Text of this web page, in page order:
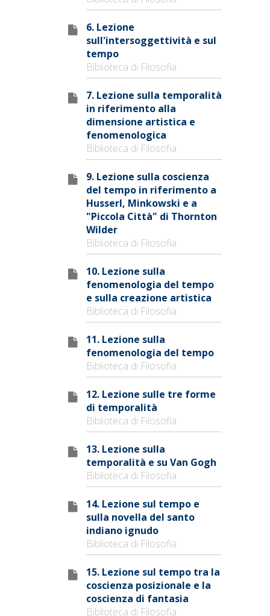
6. Lezione
sull'intersoggettività e sul
tempo
Biblioteca di Filosofia
7. Lezione sulla temporalità
in riferimento alla
dimensione artistica e
fenomenologica
Biblioteca di Filosofia
9. Lezione sulla coscienza
del tempo in riferimento a
Husserl, Minkowski e a
"Piccola Città" di Thornton
Wilder
Biblioteca di Filosofia
10. Lezione sulla
fenomenologia del tempo
e sulla creazione artistica
Biblioteca di Filosofia
11. Lezione sulla
fenomenologia del tempo
Biblioteca di Filosofia
12. Lezione sulle tre forme
di temporalità
Biblioteca di Filosofia
13. Lezione sulla
temporalità e su Van Gogh
Biblioteca di Filosofia
14. Lezione sul tempo e
sulla novella del santo
indiano ignudo
Biblioteca di Filosofia
15. Lezione sul tempo tra la
coscienza posizionale e la
coscienza di fantasia
Biblioteca di Filosofia